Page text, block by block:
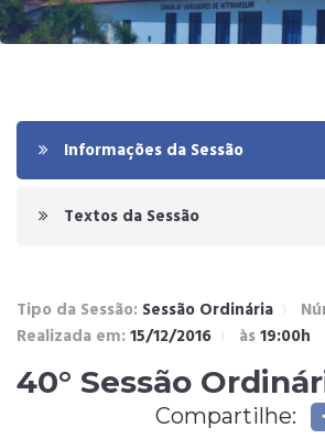
Informações da Sessão
Textos da Sessão
Tipo da Sessão: Sessão Ordinária
Realizada em:15/12/2016 às19:00h
40° Sessão
Compartilhe: